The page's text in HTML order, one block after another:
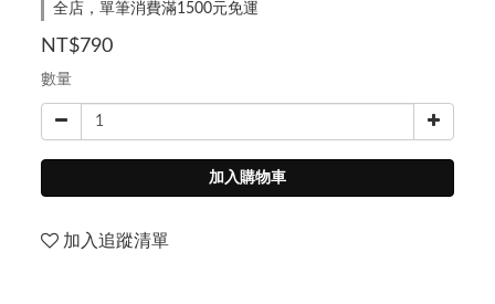
全店，單筆消費滿1500元免運
NT$790
數量
加入購物車
加入追蹤清單